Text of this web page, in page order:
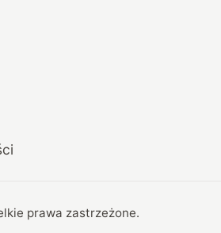
prawa zastrzeżone.